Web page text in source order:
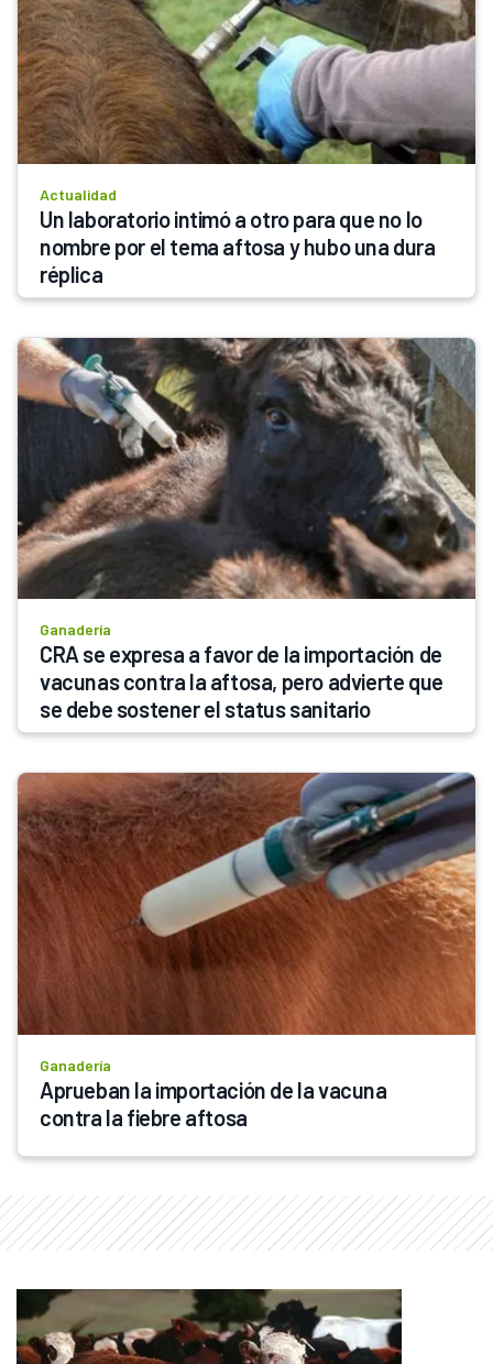
Actualidad
Un laboratorio intimó a otro para que no lo
nombre por el tema aftosa y hubo una dura
réplica
Ganadería
CRA se expresa a favor de la importación de
vacunas contra la aftosa, pero advierte que
se debe sostener el status sanitario
Ganadería
Aprueban la importación de la vacuna
contra la fiebre aftosa